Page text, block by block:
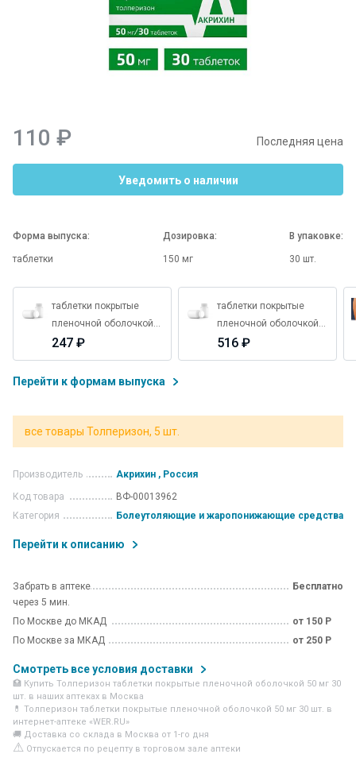
110 ₽ Последняя цена
Уведомить о наличии
Форма выпуска:
таблетки
Дозировка:
150 мг
В упаковке:
30 шт.
таблетки покрытые
пленочной оболочкой
150 мг 30 шт.
247 ₽
таблетки покрытые
пленочной оболочкой
150 мг 30 шт.
516 ₽
Перейти к формам выпуска
все товары Толперизон, 5 шт.
Производитель
Акрихин , Россия
Код товара
ВФ-00013962
Категория
Болеутоляющие и жаропонижающие средства
Перейти к описанию
Забрать в аптеке
через 5 мин.
Бесплатно
По Москве до МКАД
от 150 Р
По Москве за МКАД
от 250 Р
Смотреть все условия доставки
🏥 Купить Толперизон таблетки покрытые пленочной оболочкой 50 мг 30
шт. в наших аптеках в Москва
💊 Толперизон таблетки покрытые пленочной оболочкой 50 мг 30 шт. в
интернет-аптеке «WER.RU»
🚚 Доставка со склада в Москва от 1-го дня
⚠ Отпускается по рецепту в торговом зале аптеки